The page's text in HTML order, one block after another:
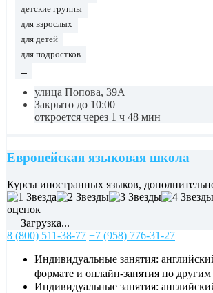
детские группы
для взрослых
для детей
для подростков
...
улица Попова, 39А
Закрыто до 10:00
откроется через 1 ч 48 мин
Европейская языковая школа
Курсы иностранных языков,
оценок
Загрузка...
8 (800) 511-38-77 +7 (958) 776-31-27
Индивидуальные занятия:
формате и онлайн-занятия по
Индивидуальные занятия: